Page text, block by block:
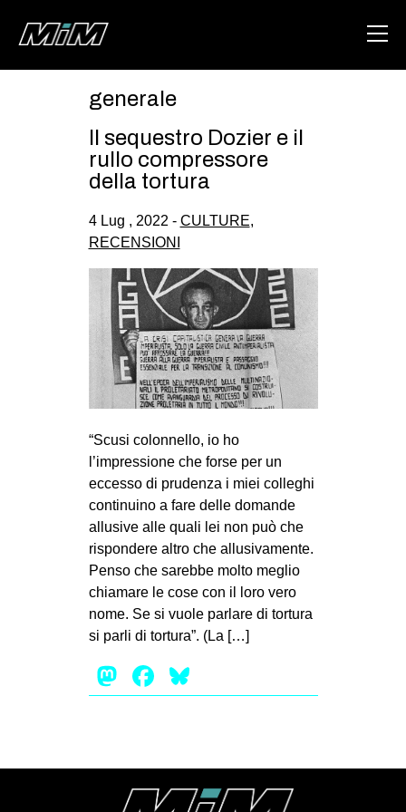
ABOUT
DEGENERAZIONE
CSOA LAMBRETTA
MSM
STUDENTI TSUNAMI
ZAM
MOBILITAZIONI
SPAZI
SPORT POPOLARE
MOVIMENTI
AMBIENTE
ANTIFASCISMO
DIRITTO ALL’ABITARE
GENERI
MIGRAZIONI
STUDENTI
generale
Il sequestro Dozier e il
rullo compressore
della tortura
4 Lug , 2022 - CULTURE,
RECENSIONI
“Scusi colonnello, io ho
l’impressione che forse per un
eccesso di prudenza i miei colleghi
continuino a fare delle domande
allusive alle quali lei non può che
rispondere altro che allusivamente.
Penso che sarebbe molto meglio
chiamare le cose con il loro vero
nome. Se si vuole parlare di tortura
si parli di tortura”. (La […]
Mastodon
Facebook